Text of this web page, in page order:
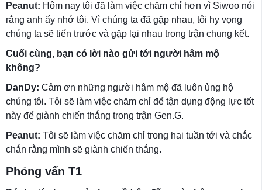
Peanut: Hôm nay tôi đã làm việc chăm chỉ hơn vì Siwoo nói
rằng anh ấy nhớ tôi. Vì chúng ta đã gặp nhau, tôi hy vọng
chúng ta sẽ tiến trước và gặp lại nhau trong trận chung kết.
Cuối cùng, bạn có lời nào gửi tới người hâm mộ
không?
DanDy: Cảm ơn những người hâm mộ đã luôn ủng hộ
chúng tôi. Tôi sẽ làm việc chăm chỉ để tận dụng động lực tốt
này để giành chiến thắng trong trận Gen.G.
Peanut: Tôi sẽ làm việc chăm chỉ trong hai tuần tới và chắc
chắn rằng mình sẽ giành chiến thắng.
Phỏng vấn T1